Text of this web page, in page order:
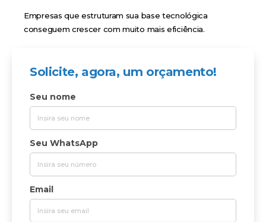
Empresas que estruturam sua base tecnológica
conseguem crescer com muito mais eficiência.
Solicite, agora, um orçamento!
Seu nome
Seu WhatsApp
Email